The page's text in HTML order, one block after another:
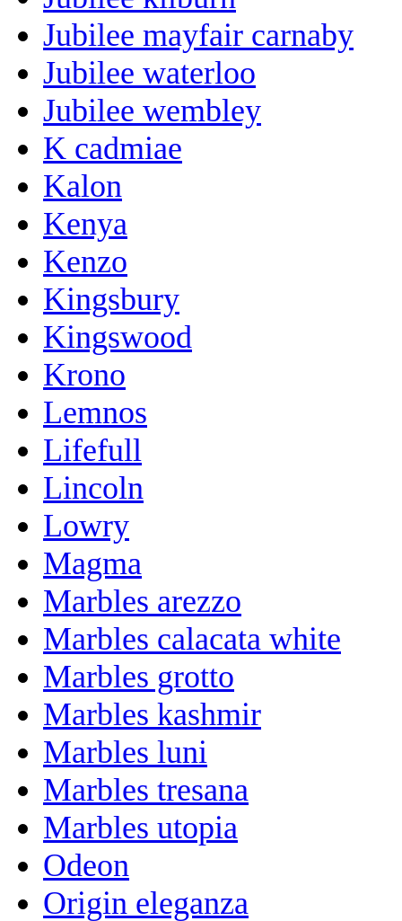
Jubilee mayfair carnaby
Jubilee waterloo
Jubilee wembley
K cadmiae
Kalon
Kenya
Kenzo
Kingsbury
Kingswood
Krono
Lemnos
Lifefull
Lincoln
Lowry
Magma
Marbles arezzo
Marbles calacata white
Marbles grotto
Marbles kashmir
Marbles luni
Marbles tresana
Marbles utopia
Odeon
Origin eleganza